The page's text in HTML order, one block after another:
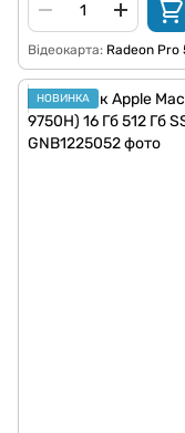
Відеокарта Radeon Pro
НОВИНКА